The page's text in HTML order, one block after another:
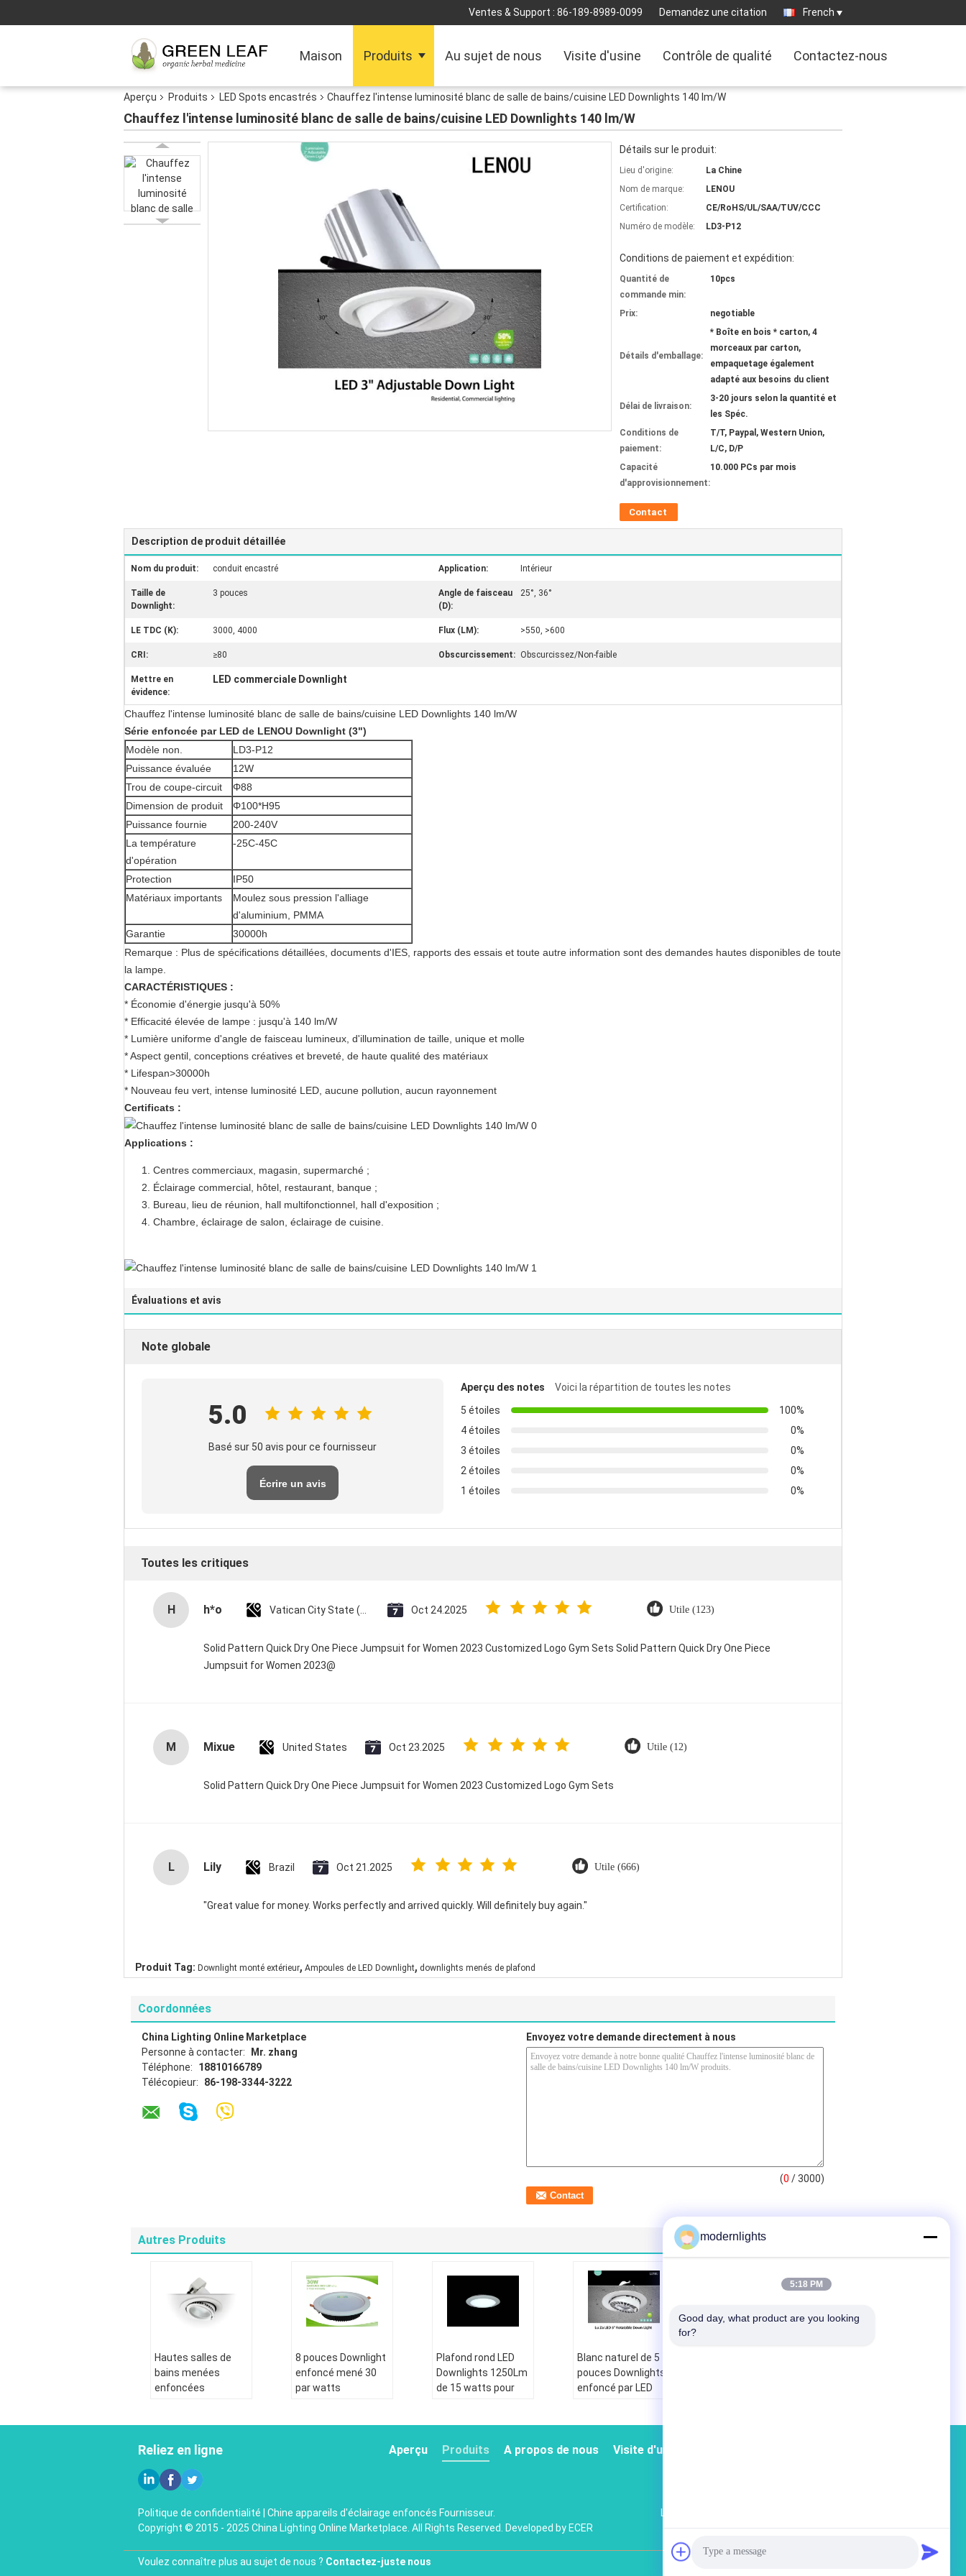
Ventes & Support : 86-189-8989-0099 Demandez une citation French
Maison Produits Au sujet de nous Visite d'usine Contrôle de qualité Contactez-nous
Aperçu Produits LED Spots encastrés Chauffez l'intense luminosité blanc de salle de bains/cuisine LED Downlights 140 lm/W
Chauffez l'intense luminosité blanc de salle de bains/cuisine LED Downlights 140 lm/W
Détails sur le produit:
Lieu d'origine:
La Chine
Nom de marque:
LENOU
Certification:
CE/RoHS/UL/SAA/TUV/CCC
Numéro de modèle:
LD3-P12
Conditions de paiement et expédition:
Quantité de
commande min:
10pcs
Prix: negotiable
Détails d'emballage:
* Boîte en bois * carton, 4
morceaux par carton,
empaquetage également
adapté aux besoins du client
Délai de livraison:
3-20 jours selon la quantité et
les Spéc.
Conditions de
paiement:
T/T, Paypal, Western Union,
L/C, D/P
Capacité
d'approvisionnement:
10.000 PCs par mois
Contact
Description de produit détaillée
Nom du produit: conduit encastré Application: Intérieur
Taille de
Downlight:
3 pouces
Angle de faisceau
(D):
25°, 36°
LE TDC (K): 3000, 4000 Flux (LM): >550, >600
CRI: ≥80 Obscurcissement: Obscurcissez/Non-faible
Mettre en
évidence:
LED commerciale Downlight
Chauffez l'intense luminosité blanc de salle de bains/cuisine LED Downlights 140 lm/W
Série enfoncée par LED de LENOU Downlight (3")
Modèle non.
LD3-P12
Puissance évaluée
12W
Trou de coupe-circuit
Φ88
Dimension de produit
Φ100*H95
Puissance fournie
200-240V
La température
d'opération
-25C-45C
Protection
IP50
Matériaux importants
Moulez sous pression l'alliage
d'aluminium, PMMA
Garantie
30000h
Remarque : Plus de spécifications détaillées, documents d'IES, rapports des essais et toute autre information sont des demandes hautes disponibles de toute
la lampe.
CARACTÉRISTIQUES :
* Économie d'énergie jusqu'à 50%
* Efficacité élevée de lampe : jusqu'à 140 lm/W
* Lumière uniforme d'angle de faisceau lumineux, d'illumination de taille, unique et molle
* Aspect gentil, conceptions créatives et breveté, de haute qualité des matériaux
* Lifespan>30000h
* Nouveau feu vert, intense luminosité LED, aucune pollution, aucun rayonnement
Certificats :
Applications :
Centres commerciaux, magasin, supermarché ;
Éclairage commercial, hôtel, restaurant, banque ;
Bureau, lieu de réunion, hall multifonctionnel, hall d'exposition ;
Chambre, éclairage de salon, éclairage de cuisine.
Évaluations et avis
Note globale
5.0
Basé sur 50 avis pour ce fournisseur
Écrire un avis
Aperçu des notes
Voici la répartition de toutes les notes
5 étoiles
100%
4 étoiles
0%
3 étoiles
0%
2 étoiles
0%
1 étoiles
0%
Toutes les critiques
H h*o Oct 24.2025 Utile (123)
Solid Pattern Quick Dry One Piece Jumpsuit for Women 2023 Customized Logo Gym Sets Solid Pattern Quick Dry One Piece
Jumpsuit for Women 2023@
M Mixue United States Oct 23.2025 Utile (12)
Solid Pattern Quick Dry One Piece Jumpsuit for Women 2023 Customized Logo Gym Sets
L Lily Brazil Oct 21.2025 Utile (666)
"Great value for money. Works perfectly and arrived quickly. Will definitely buy again."
Produit Tag: Downlight monté extérieur, Ampoules de LED Downlight, downlights menés de plafond
Coordonnées
China Lighting Online Marketplace
Personne à contacter:
Mr. zhang
Téléphone:
18810166789
Télécopieur:
86-198-3344-3222
Envoyez votre demande directement à nous
(0 / 3000)
Autres Produits
Hautes salles de
bains menées
enfoncées
Downlights
8 pouces Downlight
enfoncé mené 30
par watts
Plafond rond LED
Downlights 1250Lm
de 15 watts pour
Blanc naturel de 5
pouces Downlights
enfoncé par LED
Reliez en ligne Visite d'usine
A propos de nous
Produits
Aperçu
Politique de confidentialité | Chine appareils d'éclairage enfoncés Fournisseur.
Copyright © 2015 - 2025 China Lighting Online Marketplace. All Rights Reserved. Developed byECER
La Chine allumant le marché en ligne
Voulez connaître plus au sujet de nous ? Contactez-juste nous
modernlights
5:18 PM
Good day, what product are you looking
for?